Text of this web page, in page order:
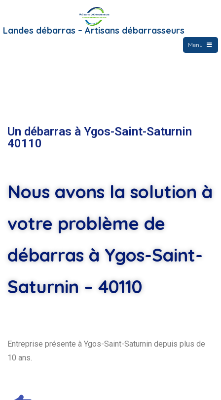
Landes débarras – Artisans débarrasseurs
Menu
Un débarras à Ygos-Saint-Saturnin
40110
Nous avons la solution à
votre problème de
débarras à Ygos-Saint-
Saturnin – 40110
Entreprise présente à Ygos-Saint-Saturnin depuis plus de
10 ans.